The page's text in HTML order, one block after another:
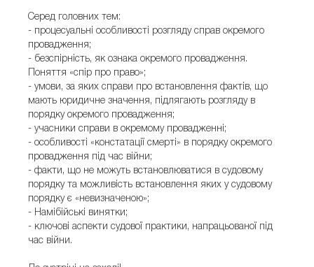
Серед головних тем:
- процесуальні особливості розгляду справ окремого
провадження;
- безспірність, як ознака окремого провадження.
Поняття «спір про право»;
- умови, за яких справи про встановлення фактів, що
мають юридичне значення, підлягають розгляду в
порядку окремого провадження;
- учасники справи в окремому провадженні;
- особливості «констатації смерті» в порядку окремого
провадження під час війни;
- факти, що не можуть встановлюватися в судовому
порядку та можливість встановлення яких у судовому
порядку є «невизначеною»;
- Намібійські винятки;
- ключові аспекти судової практики, напрацьованої під
час війни.